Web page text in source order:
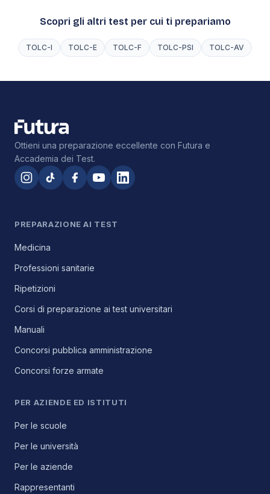
Scopri gli altri test per cui ti prepariamo
TOLC-I TOLC-E TOLC-F TOLC-PSI TOLC-AV
Ottieni una preparazione eccellente con Futura e
Accademia dei Test.
PREPARAZIONE AI TEST
Medicina
Professioni sanitarie
Ripetizioni
Corsi di preparazione ai test universitari
Manuali
Concorsi pubblica amministrazione
Concorsi forze armate
PER AZIENDE ED ISTITUTI
Per le scuole
Per le università
Per le aziende
Rappresentanti